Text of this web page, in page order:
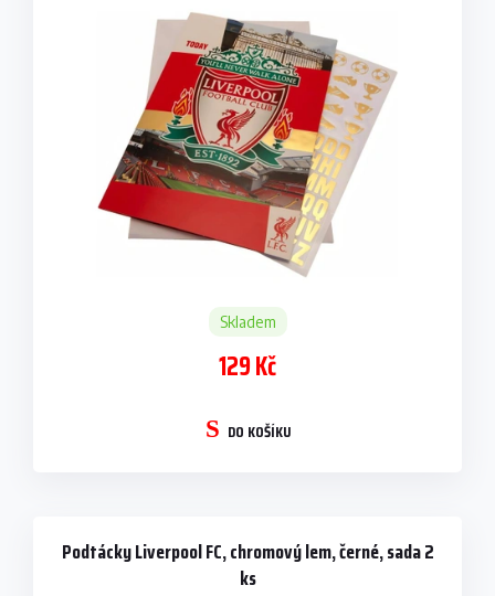
Skladem
129 Kč
DO KOŠÍKU
Podtácky Liverpool FC, chromový lem, černé, sada 2
ks